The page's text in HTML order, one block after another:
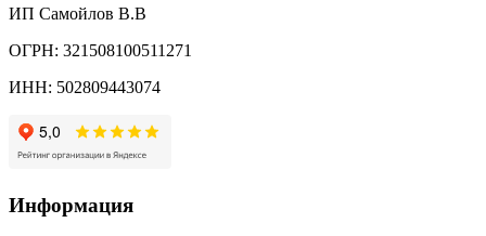
ИП Самойлов В.В
ОГРН: 321508100511271
ИНН: 502809443074
Информация